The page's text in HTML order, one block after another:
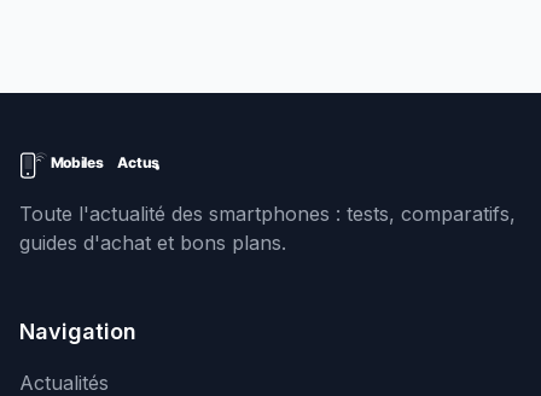
Toute l'actualité des smartphones : tests, comparatifs,
guides d'achat et bons plans.
Navigation
Actualités